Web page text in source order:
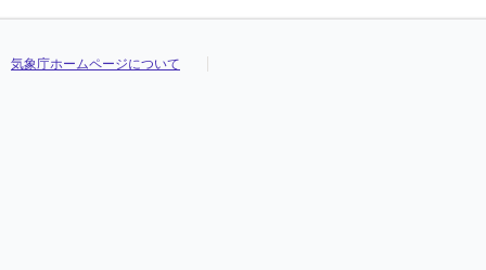
気象庁ホームページについて